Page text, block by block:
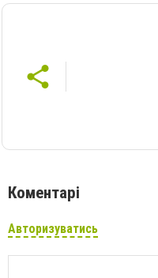
Коментарі
Авторизуватись